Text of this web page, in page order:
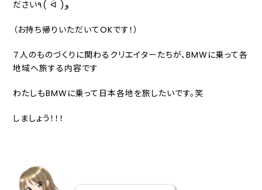
ださい٩( ᐛ )و
（お持ち帰りいただいてOKです！）
７人のものづくりに関わるクリエイターたちが、BMWに乗って各
地域へ旅する内容です
わたしもBMWに乗って日本各地を旅したいです。笑
しましょう！！！